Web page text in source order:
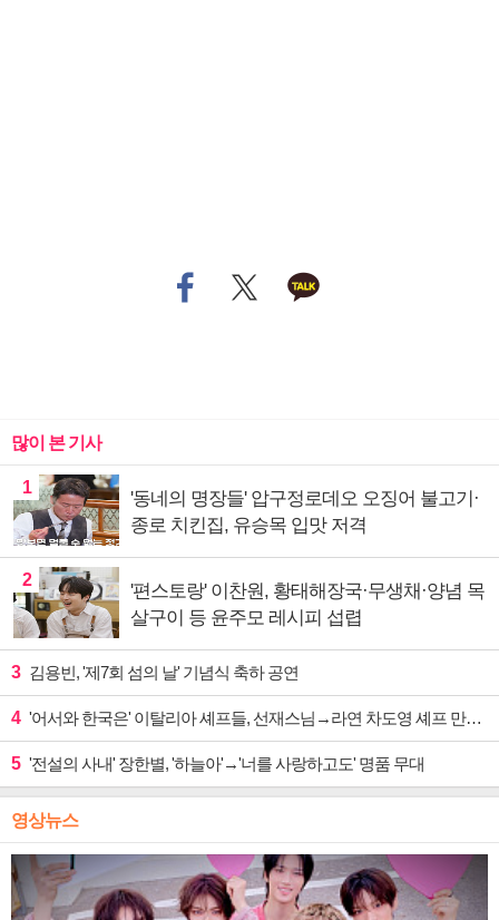
많이 본 기사
1
'동네의 명장들' 압구정로데오 오징어 불고기·
종로 치킨집, 유승목 입맛 저격
2
'편스토랑' 이찬원, 황태해장국·무생채·양념 목
살구이 등 윤주모 레시피 섭렵
3 김용빈, '제7회 섬의 날' 기념식 축하 공연
4 '어서와 한국은' 이탈리아 셰프들, 선재스님→라연 차도영 셰프 만난다
5 '전설의 사내' 장한별, '하늘아'→'너를 사랑하고도' 명품 무대
영상뉴스